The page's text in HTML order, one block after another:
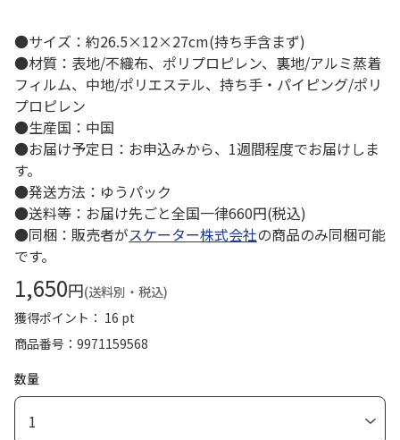
●サイズ：約26.5×12×27cm(持ち手含まず)
●材質：表地/不織布、ポリプロピレン、裏地/アルミ蒸着
フィルム、中地/ポリエステル、持ち手・パイピング/ポリ
プロピレン
●生産国：中国
●お届け予定日：お申込みから、1週間程度でお届けしま
す。
●発送方法：ゆうパック
●送料等：お届け先ごと全国一律660円(税込)
●同梱：販売者がスケーター株式会社の商品のみ同梱可能
です。
1,650円(送料別・税込)
獲得ポイント： 16 pt
商品番号
9971159568
数量
1